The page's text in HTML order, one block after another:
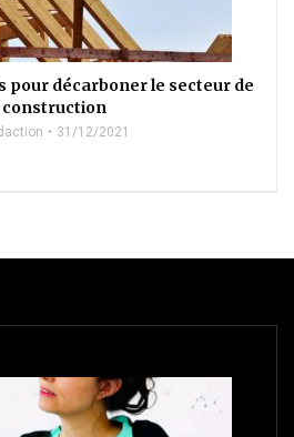
pour décarboner le secteur de
construction
31/12/2021